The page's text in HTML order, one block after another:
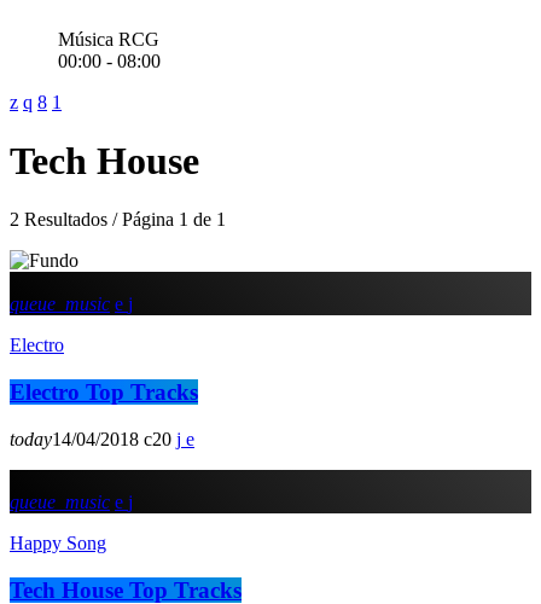
Música RCG
00:00 - 08:00
Tech House
2 Resultados / Página 1 de 1
queue_music
Electro
Electro Top Tracks
today14/04/2018 20
queue_music
Happy Song
Tech House Top Tracks